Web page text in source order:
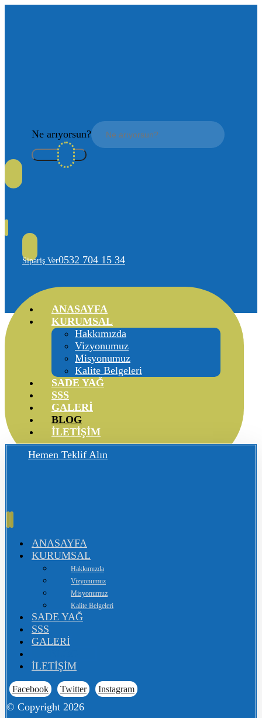
Ne arıyorsun?
Sipariş Ver0532 704 15 34
ANASAYFA
KURUMSAL
Hakkımızda
Vizyonumuz
Misyonumuz
Kalite Belgeleri
SADE YAĞ
SSS
GALERİ
BLOG
İLETİŞİM
Hemen Teklif Alın
ANASAYFA
KURUMSAL
Hakkımızda
Vizyonumuz
Misyonumuz
Kalite Belgeleri
SADE YAĞ
SSS
GALERİ
İLETİŞİM
Facebook Twitter Instagram
© Copyright 2026